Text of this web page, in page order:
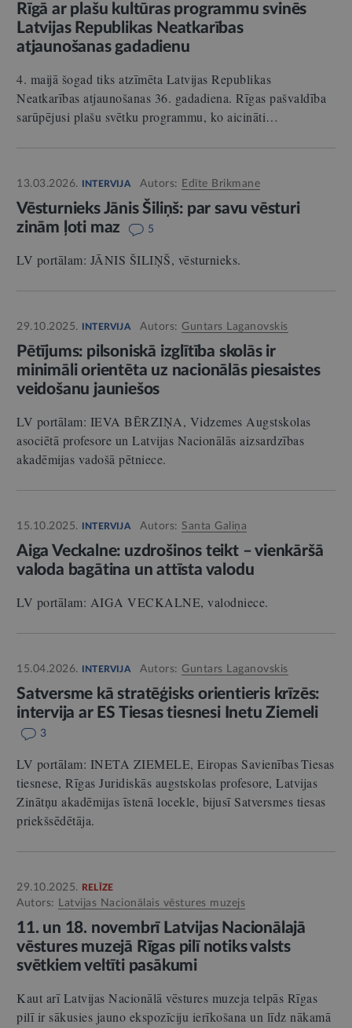
Rīgā ar plašu kultūras programmu svinēs
Latvijas Republikas Neatkarības
atjaunošanas gadadienu
4. maijā šogad tiks atzīmēta Latvijas Republikas
Neatkarības atjaunošanas 36. gadadiena. Rīgas pašvaldība
sarūpējusi plašu svētku programmu, ko aicināti…
13.03.2026. INTERVIJA Autors: Edīte Brikmane
Vēsturnieks Jānis Šiliņš: par savu vēsturi
zinām ļoti maz
5
LV portālam: JĀNIS ŠILIŅŠ, vēsturnieks.
29.10.2025. INTERVIJA Autors: Guntars Laganovskis
Pētījums: pilsoniskā izglītība skolās ir
minimāli orientēta uz nacionālās piesaistes
veidošanu jauniešos
LV portālam: IEVA BĒRZIŅA, Vidzemes Augstskolas
asociētā profesore un Latvijas Nacionālās aizsardzības
akadēmijas vadošā pētniece.
15.10.2025. INTERVIJA Autors: Santa Galiņa
Aiga Veckalne: uzdrošinos teikt – vienkāršā
valoda bagātina un attīsta valodu
LV portālam: AIGA VECKALNE, valodniece.
15.04.2026. INTERVIJA Autors: Guntars Laganovskis
Satversme kā stratēģisks orientieris krīzēs:
intervija ar ES Tiesas tiesnesi Inetu Ziemeli
3
LV portālam: INETA ZIEMELE, Eiropas Savienības Tiesas
tiesnese, Rīgas Juridiskās augstskolas profesore, Latvijas
Zinātņu akadēmijas īstenā locekle, bijusī Satversmes tiesas
priekšsēdētāja.
29.10.2025. RELĪZE
Autors: Latvijas Nacionālais vēstures muzejs
11. un 18. novembrī Latvijas Nacionālajā
vēstures muzejā Rīgas pilī notiks valsts
svētkiem veltīti pasākumi
Kaut arī Latvijas Nacionālā vēstures muzeja telpās Rīgas
pilī ir sākusies jauno ekspozīciju ierīkošana un līdz nākamā